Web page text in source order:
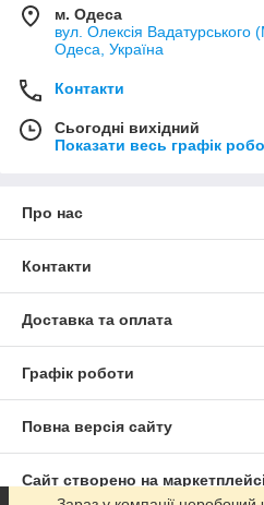
м. Одеса
вул. Олексія
Одеса, Україна
Контакти
Сьогодні вихідний
Показати весь графік
Про нас
Контакти
Доставка та оплата
Графік роботи
Повна версія сайту
Сайт створено на маркетплейсі